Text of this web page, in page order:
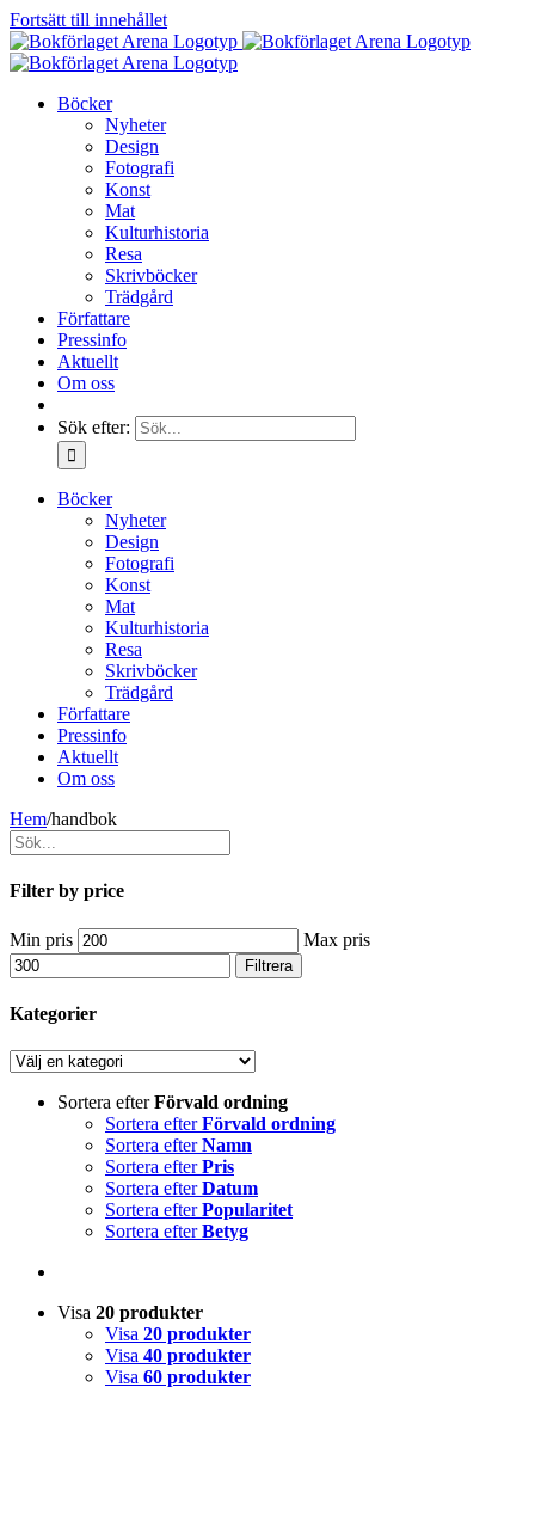
Fortsätt till innehållet
Böcker
Nyheter
Design
Fotografi
Konst
Mat
Kulturhistoria
Resa
Skrivböcker
Trädgård
Författare
Pressinfo
Aktuellt
Om oss
Sök efter:
Böcker
Nyheter
Design
Fotografi
Konst
Mat
Kulturhistoria
Resa
Skrivböcker
Trädgård
Författare
Pressinfo
Aktuellt
Om oss
Hem/handbok
Filter by price
Min pris Max pris
Filtrera
Kategorier
Sortera efterFörvald ordning
Sortera efterFörvald ordning
Sortera efterNamn
Sortera efterPris
Sortera efterDatum
Sortera efterPopularitet
Sortera efterBetyg
Visa 20 produkter
Visa 20 produkter
Visa 40 produkter
Visa 60 produkter